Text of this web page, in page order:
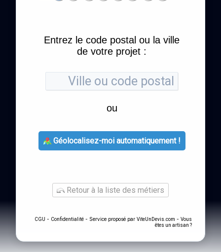
Entrez le code postal ou la ville
de votre projet :
ou
Géolocalisez-moi automatiquement !
Retour à la liste des métiers
CGU - Confidentialité - Service proposé par ViteUnDevis.com - Vous
êtes un artisan ?